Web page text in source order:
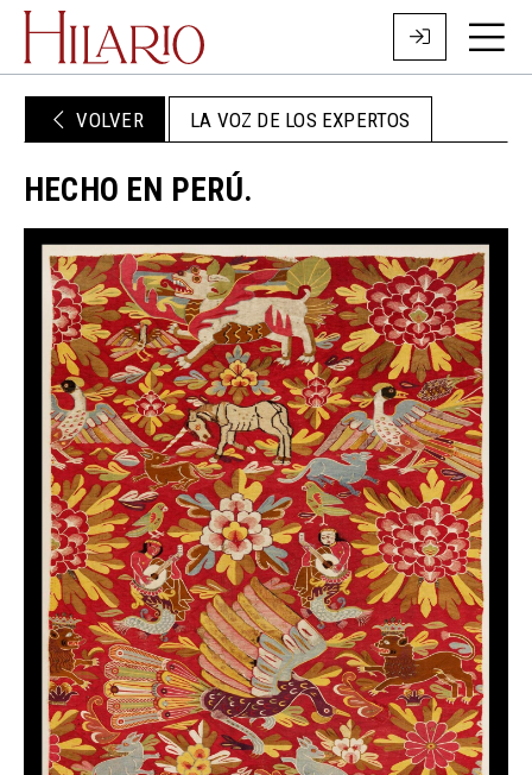
VOLVER LA VOZ DE LOS EXPERTOS
HECHO EN PERÚ.